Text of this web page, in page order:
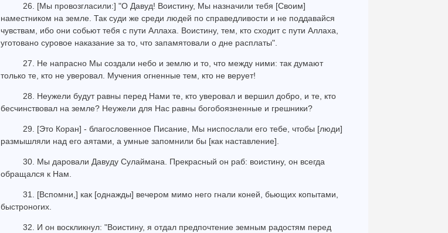
26. [Мы провозгласили:] "О Давуд! Воистину, Мы назначили тебя [Своим]
наместником на земле. Так суди же среди людей по справедливости и не поддавайся
чувствам, ибо они собьют тебя с пути Аллаха. Воистину, тем, кто сходит с пути Аллаха,
уготовано суровое наказание за то, что запамятовали о дне расплаты".
27. Не напрасно Мы создали небо и землю и то, что между ними: так думают
только те, кто не уверовал. Мучения огненные тем, кто не верует!
28. Неужели будут равны перед Нами те, кто уверовал и вершил добро, и те, кто
бесчинствовал на земле? Неужели для Нас равны богобоязненные и грешники?
29. [Это Коран] - благословенное Писание, Мы ниспослали его тебе, чтобы [люди]
размышляли над его аятами, а умные запомнили бы [как наставление].
30. Мы даровали Давуду Сулаймана. Прекрасный он раб: воистину, он всегда
обращался к Нам.
31. [Вспомни,] как [однажды] вечером мимо него гнали коней, бьющих копытами,
быстроногих.
32. И он воскликнул: "Воистину, я отдал предпочтение земным радостям перед